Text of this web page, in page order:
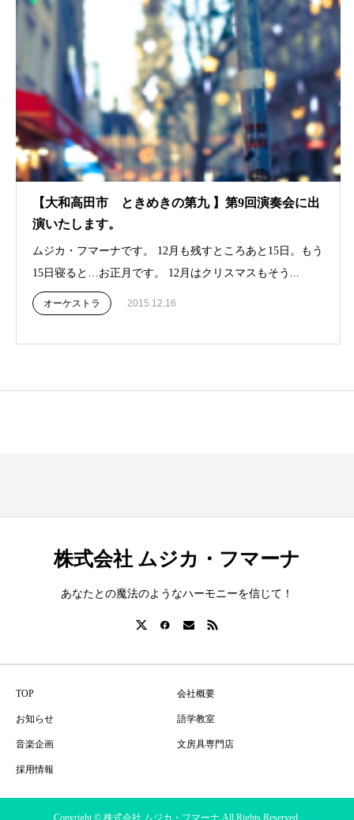
【大和高田市 ときめきの第九 】第9回演奏会に出
演いたします。
ムジカ・フマーナです。 12月も残すところあと15日。もう
15日寝ると…お正月です。 12月はクリスマスもそう...
オーケストラ 2015.12.16
株式会社 ムジカ・フマーナ
あなたとの魔法のようなハーモニーを信じて！
TOP 会社概要
お知らせ 語学教室
音楽企画 文房具専門店
採用情報
Copyright © 株式会社 ムジカ・フマーナ All Rights Reserved.